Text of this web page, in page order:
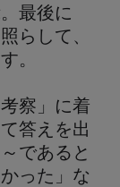
最後に
らして、
。
察」に着
答えを出
であると
った」な